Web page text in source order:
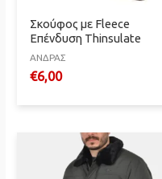
Σκούφος με Fleece
Επένδυση Thinsulate
ΑΝΔΡΑΣ
€6,00